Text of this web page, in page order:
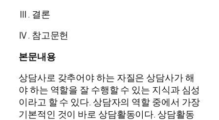
Ⅲ. 결론
Ⅳ. 참고문헌
본문내용
상담사로 갖추어야 하는 자질은 상담사가 해
야 하는 역할을 잘 수행할 수 있는 지식과 심성
이라고 할 수 있다. 상담자의 역할 중에서 가장
기본적인 것이 바로 상담활동이다. 상담활동